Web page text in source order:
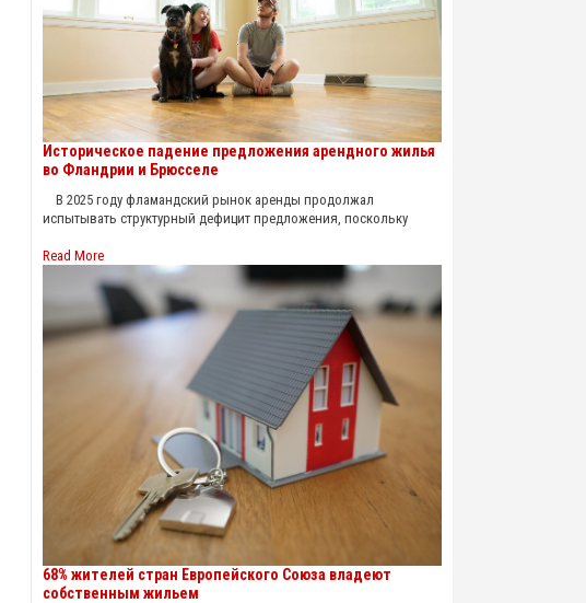
Историческое падение предложения арендного жилья
во Фландрии и Брюсселе
В 2025 году фламандский рынок аренды продолжал
испытывать структурный дефицит предложения, поскольку
Read More
68% жителей стран Европейского Союза владеют
собственным жильем